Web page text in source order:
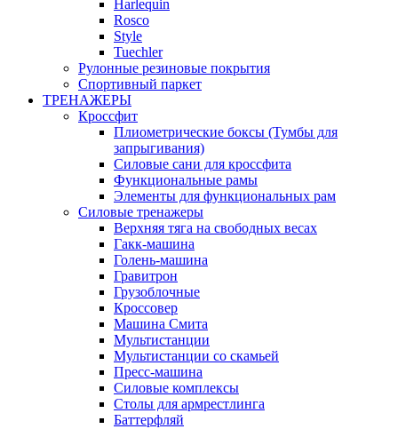
Harlequin
Rosco
Style
Tuechler
Рулонные резиновые покрытия
Спортивный паркет
ТРЕНАЖЕРЫ
Кроссфит
Плиометрические боксы (Тумбы для
запрыгивания)
Силовые сани для кроссфита
Функциональные рамы
Элементы для функциональных рам
Силовые тренажеры
Верхняя тяга на свободных весах
Гакк-машина
Голень-машина
Гравитрон
Грузоблочные
Кроссовер
Машина Смита
Мультистанции
Мультистанции со скамьей
Пресс-машина
Силовые комплексы
Столы для армрестлинга
Баттерфляй